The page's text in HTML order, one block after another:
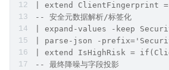
| extend ClientFingerprint
-- 安全元数据解析/标签化
| expand-values -keep
| parse-json -
| extend IsHighRisk =
-- 最终降噪与字段投影